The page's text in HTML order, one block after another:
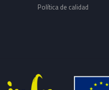
Política de calidad